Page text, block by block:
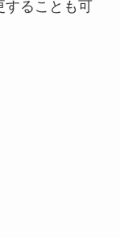
ることも可